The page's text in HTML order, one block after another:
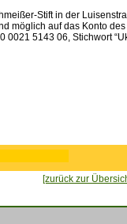
Stift in der
möglich auf das Konto
0021 5143 06, Stichwort
[zurück zur